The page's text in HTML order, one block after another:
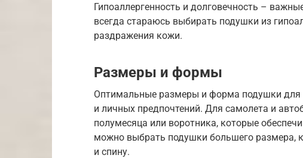
Гипоаллергенность и долговечность –
всегда стараюсь выбирать подушки из
раздражения кожи.
Размеры и формы
Оптимальные размеры и форма подушки для
и личных предпочтений. Для самолета и
полумесяца или воротника, которые
можно выбрать подушки большего размера,
и спину.